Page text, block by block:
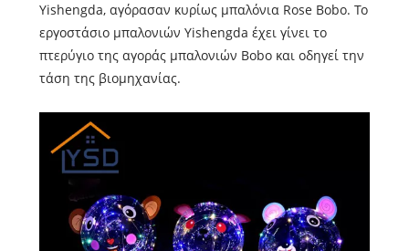
Yishengda, αγόρασαν κυρίως μπαλόνια Rose Bobo. Το
εργοστάσιο μπαλονιών Yishengda έχει γίνει το
πτερύγιο της αγοράς μπαλονιών Bobo και οδηγεί την
τάση της βιομηχανίας.